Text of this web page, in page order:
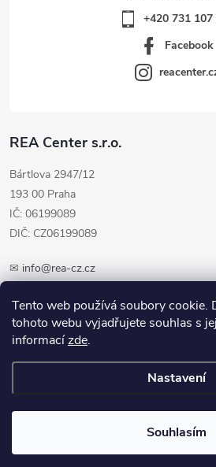
Tento web používá soubory cookie.
tohoto webu vyjadřujete souhlas s
informacízde.
Nastavení
Souhlasím
REA Center s.r.o.
Bártlova 2947/12
193 00 Praha
IČ: 06199089
DIČ: CZ06199089
✉ info@rea-cz.cz
+420 731 107
Facebook
Copyright 2026
cookies